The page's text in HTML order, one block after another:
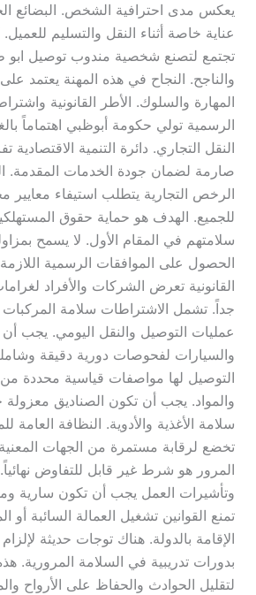
يعكس مدى احترافية الشخص. البضائع
عناية خاصة أثناء النقل والتسليم
تجتمع لتصنع شخصية مندوب توصيل ابو
والناجح. النجاح في هذه المهنة يعتمد
المهارة والسلوك. الأطر القانونية
الرسمية تولي حكومة أبوظبي اهتماماً
النقل التجاري. دائرة التنمية
صارمة لضمان جودة الخدمات المقدمة.
الرخص التجارية يتطلب استيفاء معايير
للجميع. الهدف هو حماية حقوق
سلامتهم في المقام الأول. لا يسمح
الحصول على الموافقات الرسمية
القانونية تعرض الشركات والأفراد
جداً. تشمل الاشتراطات سلامة
عمليات التوصيل والنقل اليومي. يجب
والسيارات لفحوصات دورية دقيقة
التوصيل لها مواصفات قياسية محددة من
والمواد. يجب أن تكون الصناديق معزولة
سلامة الأغذية والأدوية. النظافة العامة
تخضع لرقابة مستمرة من الجهات المعنية.
المرور هو شرط غير قابل للتفاوض
وتأشيرات العمل يجب أن تكون سارية
تمنع القوانين تشغيل العمالة السائبة أو
الإقامة بالدولة. هناك توجات حديثة لإلزام
بدورات تدريبية في السلامة المرورية.
لتقليل الحوادث والحفاظ على الأرواح